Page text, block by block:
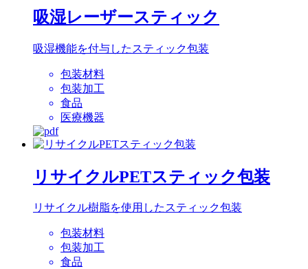
吸湿レーザースティック
吸湿機能を付与したスティック包装
包装材料
包装加工
食品
医療機器
リサイクルPETスティック包装
リサイクル樹脂を使用したスティック包装
包装材料
包装加工
食品